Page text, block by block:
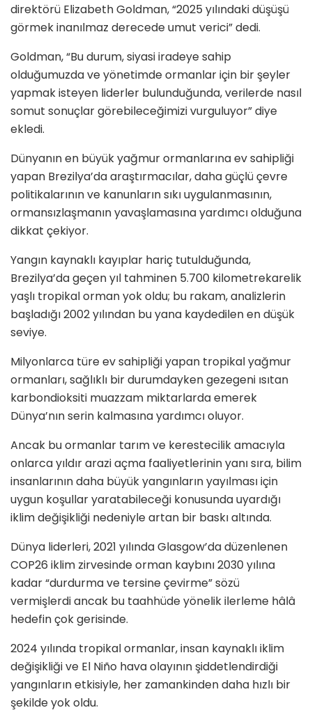
direktörü Elizabeth Goldman, “2025 yılındaki düşüşü
görmek inanılmaz derecede umut verici” dedi.
Goldman, “Bu durum, siyasi iradeye sahip
olduğumuzda ve yönetimde ormanlar için bir şeyler
yapmak isteyen liderler bulunduğunda, verilerde nasıl
somut sonuçlar görebileceğimizi vurguluyor” diye
ekledi.
Dünyanın en büyük yağmur ormanlarına ev sahipliği
yapan Brezilya’da araştırmacılar, daha güçlü çevre
politikalarının ve kanunların sıkı uygulanmasının,
ormansızlaşmanın yavaşlamasına yardımcı olduğuna
dikkat çekiyor.
Yangın kaynaklı kayıplar hariç tutulduğunda,
Brezilya’da geçen yıl tahminen 5.700 kilometrekarelik
yaşlı tropikal orman yok oldu; bu rakam, analizlerin
başladığı 2002 yılından bu yana kaydedilen en düşük
seviye.
Milyonlarca türe ev sahipliği yapan tropikal yağmur
ormanları, sağlıklı bir durumdayken gezegeni ısıtan
karbondioksiti muazzam miktarlarda emerek
Dünya’nın serin kalmasına yardımcı oluyor.
Ancak bu ormanlar tarım ve kerestecilik amacıyla
onlarca yıldır arazi açma faaliyetlerinin yanı sıra, bilim
insanlarının daha büyük yangınların yayılması için
uygun koşullar yaratabileceği konusunda uyardığı
iklim değişikliği nedeniyle artan bir baskı altında.
Dünya liderleri, 2021 yılında Glasgow’da düzenlenen
COP26 iklim zirvesinde orman kaybını 2030 yılına
kadar “durdurma ve tersine çevirme” sözü
vermişlerdi ancak bu taahhüde yönelik ilerleme hâlâ
hedefin çok gerisinde.
2024 yılında tropikal ormanlar, insan kaynaklı iklim
değişikliği ve El Niño hava olayının şiddetlendirdiği
yangınların etkisiyle, her zamankinden daha hızlı bir
şekilde yok oldu.